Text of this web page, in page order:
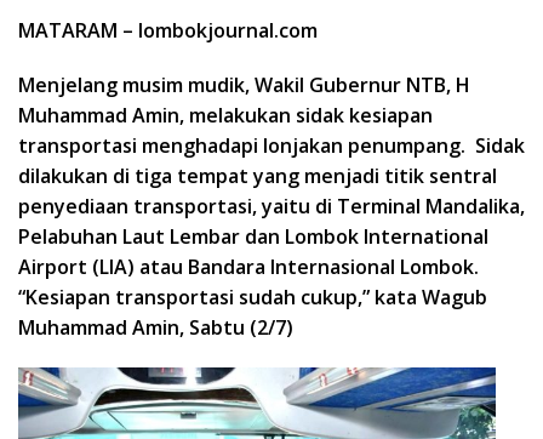
MATARAM – lombokjournal.com
Menjelang musim mudik, Wakil Gubernur NTB, H
Muhammad Amin, melakukan sidak kesiapan
transportasi menghadapi lonjakan penumpang. Sidak
dilakukan di tiga tempat yang menjadi titik sentral
penyediaan transportasi, yaitu di Terminal Mandalika,
Pelabuhan Laut Lembar dan Lombok International
Airport (LIA) atau Bandara Internasional Lombok.
“Kesiapan transportasi sudah cukup,” kata Wagub
Muhammad Amin, Sabtu (2/7)